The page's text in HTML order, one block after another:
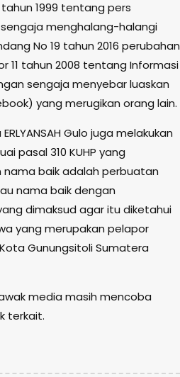
1999 tentang pers
menghalang-halangi
No 19 tahun 2016 perubahan
11 tahun 2008 tentang Informasi
sengaja menyebar luaskan
yang merugikan orang lain.
Gulo juga melakukan
pasal 310 KUHP yang
baik adalah perbuatan
nama baik dengan
dimaksud agar itu diketahui
yang merupakan pelapor
Gunungsitoli Sumatera
media masih mencoba
terkait.